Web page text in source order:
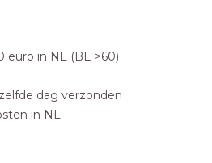
euro in NL (BE >60)
dag verzonden
in NL